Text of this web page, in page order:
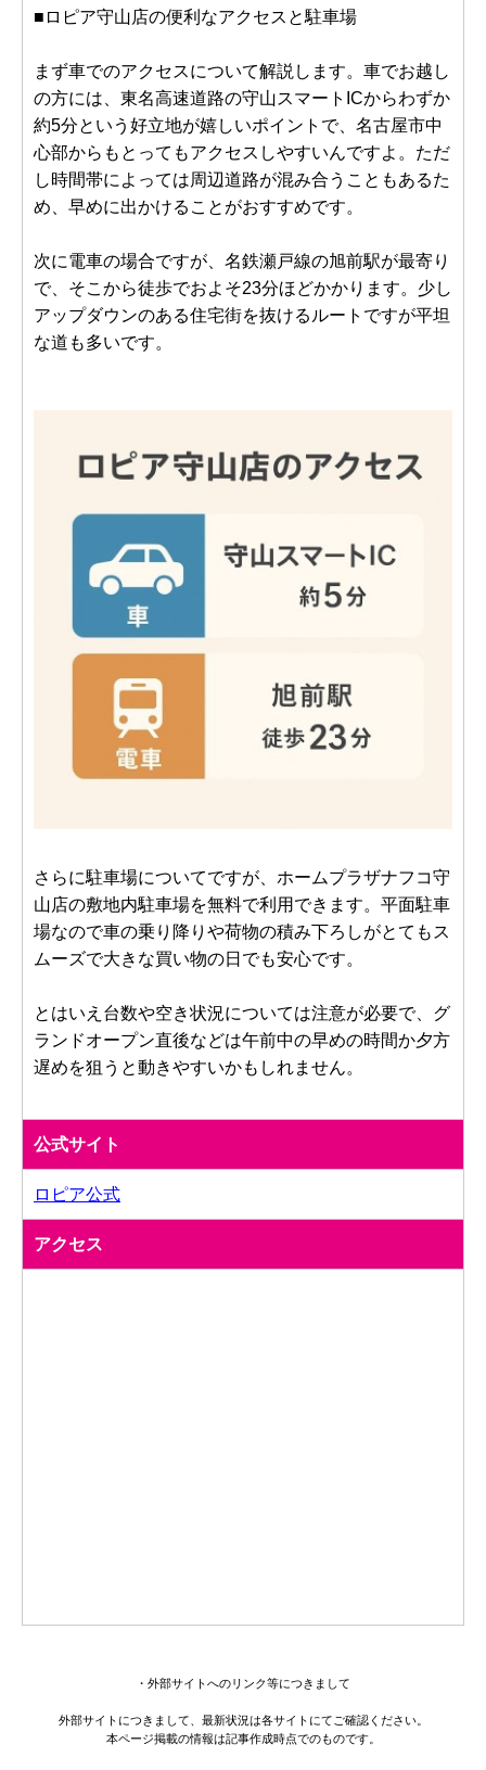
■ロピア守山店の便利なアクセスと駐車場
まず車でのアクセスについて解説します。車でお越し
の方には、東名高速道路の守山スマートICからわずか
約5分という好立地が嬉しいポイントで、名古屋市中
心部からもとってもアクセスしやすいんですよ。ただ
し時間帯によっては周辺道路が混み合うこともあるた
め、早めに出かけることがおすすめです。
次に電車の場合ですが、名鉄瀬戸線の旭前駅が最寄り
で、そこから徒歩でおよそ23分ほどかかります。少し
アップダウンのある住宅街を抜けるルートですが平坦
な道も多いです。
さらに駐車場についてですが、ホームプラザナフコ守
山店の敷地内駐車場を無料で利用できます。平面駐車
場なので車の乗り降りや荷物の積み下ろしがとてもス
ムーズで大きな買い物の日でも安心です。
とはいえ台数や空き状況については注意が必要で、グ
ランドオープン直後などは午前中の早めの時間か夕方
遅めを狙うと動きやすいかもしれません。
公式サイト
ロピア公式
アクセス
・外部サイトへのリンク等につきまして
外部サイトにつきまして、最新状況は各サイトにてご確認ください。
本ページ掲載の情報は記事作成時点でのものです。